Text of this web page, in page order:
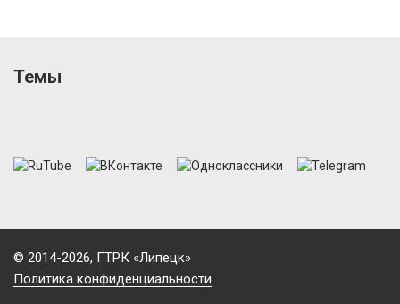
Темы
© 2014-2026, ГТРК «Липецк»
Политика конфиденциальности